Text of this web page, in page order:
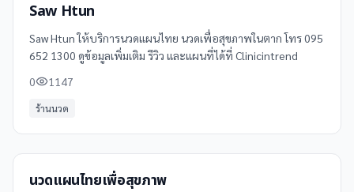
Saw Htun
Saw Htun ให้บริการนวดแผนไทย นวดเพื่อสุขภาพในตาก โทร 095
652 1300 ดูข้อมูลเพิ่มเติม รีวิว และแผนที่ได้ที่ Clinicintrend
0
1147
ร้านนวด
นวดแผนไทยเพื่อสุขภาพ